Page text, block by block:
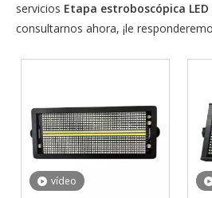
servicios Etapa estroboscópica LED
consultarnos ahora, ¡le
vídeo